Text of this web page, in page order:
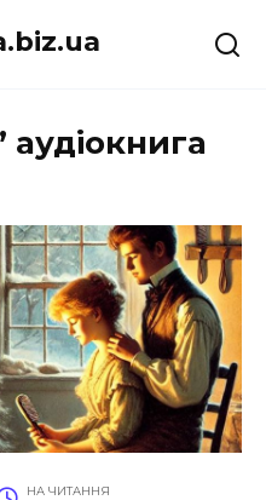
аудіокнига
НА ЧИТАННЯ